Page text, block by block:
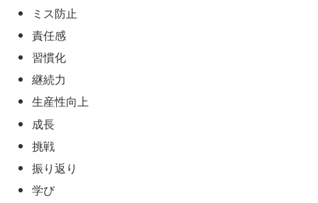
ミス防止
責任感
習慣化
継続力
生産性向上
成長
挑戦
振り返り
学び